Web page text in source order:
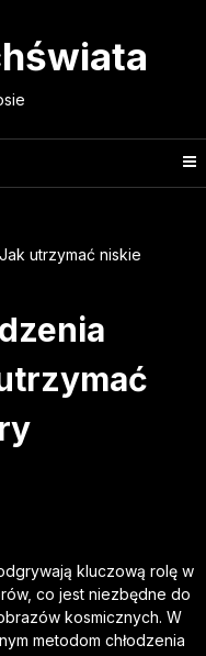
utrzymać niskie
kluczową rolę w
co jest niezbędne do
kosmicznych. W
metodom chłodzenia